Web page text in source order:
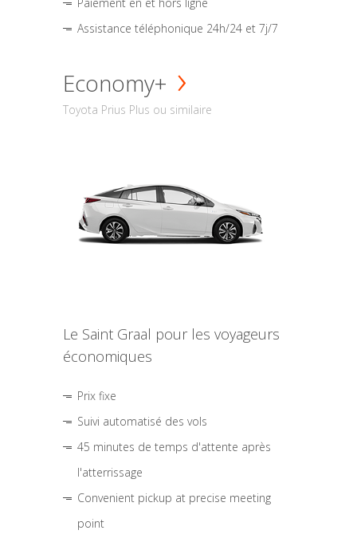
Assistance téléphonique 24h/24 et 7j/7
Economy+
Toyota Prius Plus ou similaire
Le Saint Graal pour les voyageurs
économiques
Prix fixe
Suivi automatisé des vols
45 minutes de temps d'attente après
l'atterrissage
Convenient pickup at precise meeting
point